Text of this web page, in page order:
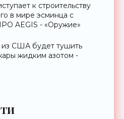
к строительству
в мире эсминца с
AEGIS - «Оружие»
из США будет тушить
жидким азотом -